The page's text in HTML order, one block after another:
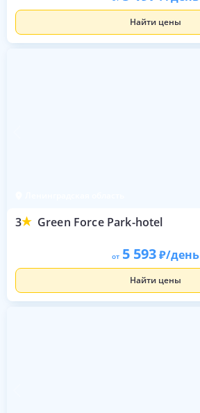
Найти цены
3 Green Force Park-hotel
от 5 593 /день
Найти цены